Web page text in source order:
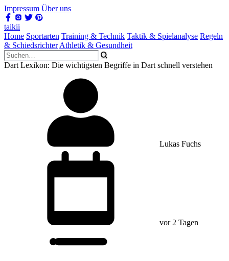
Impressum Über uns
taikii
Home Sportarten Training & Technik Taktik & Spielanalyse Regeln
& Schiedsrichter Athletik & Gesundheit
Dart Lexikon: Die wichtigsten Begriffe in Dart schnell verstehen
Lukas Fuchs
vor 2 Tagen